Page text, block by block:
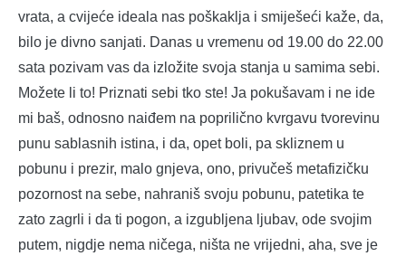
vrata, a cvijeće ideala nas poškaklja i smiješeći kaže, da,
bilo je divno sanjati. Danas u vremenu od 19.00 do 22.00
sata pozivam vas da izložite svoja stanja u samima sebi.
Možete li to! Priznati sebi tko ste! Ja pokušavam i ne ide
mi baš, odnosno naiđem na poprilično kvrgavu tvorevinu
punu sablasnih istina, i da, opet boli, pa skliznem u
pobunu i prezir, malo gnjeva, ono, privučeš metafizičku
pozornost na sebe, nahraniš svoju pobunu, patetika te
zato zagrli i da ti pogon, a izgubljena ljubav, ode svojim
putem, nigdje nema ničega, ništa ne vrijedni, aha, sve je